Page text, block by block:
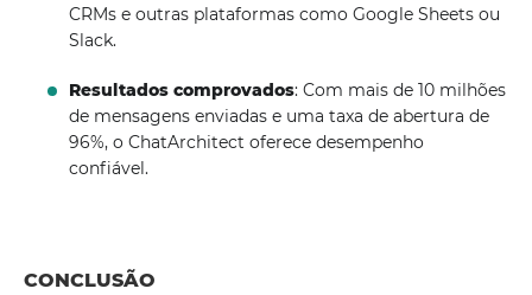
CRMs e outras plataformas como Google Sheets ou
Slack.
Resultados comprovados: Com mais de 10 milhões
de mensagens enviadas e uma taxa de abertura de
96%, o ChatArchitect oferece desempenho
confiável.
CONCLUSÃO